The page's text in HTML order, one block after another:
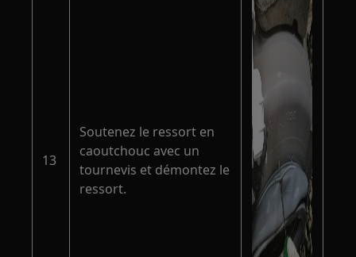
13
Soutenez le ressort en
caoutchouc avec un
tournevis et démontez le
ressort.